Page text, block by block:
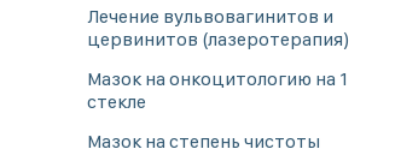
Лечение вульвовагинитов и
цервинитов (лазеротерапия)
Мазок на онкоцитологию на 1
стекле
Мазок на степень чистоты